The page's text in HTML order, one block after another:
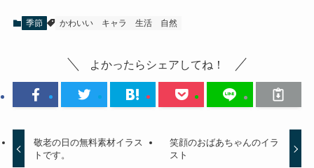
季節 かわいい キャラ 生活 自然
よかったらシェアしてね！
敬老の日の無料素材イラス
トです。
笑顔のおばあちゃんのイラ
スト